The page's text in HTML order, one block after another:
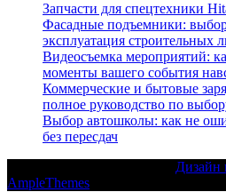
Запчасти для спецтехники
Фасадные подъемники:
эксплуатация строительных
Видеосъемка мероприятий:
моменты вашего события
Коммерческие и бытовые
полное руководство по
Выбор автошколы: как не
без пересдач
Дизайн
AmpleThemes